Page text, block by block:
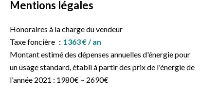
Mentions légales
Honoraires à la charge du vendeur
Taxe foncière
1363 € / an
Montant estimé des dépenses annuelles d'énergie pour
un usage standard, établi à partir des prix de l'énergie de
l'année 2021 : 1980€ ~ 2690€